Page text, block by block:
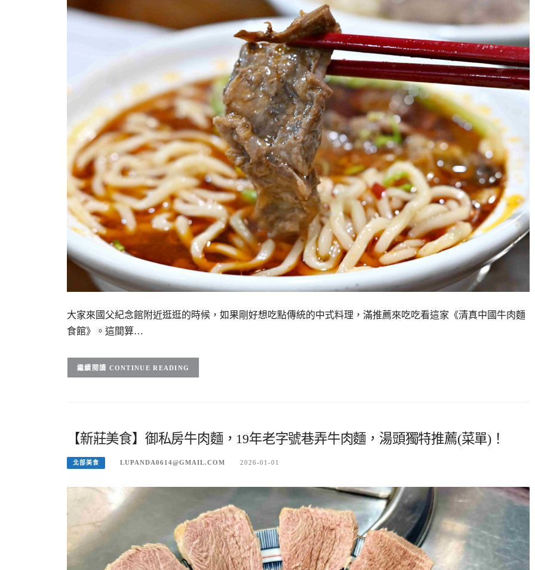
大家來國父紀念館附近逛逛的時候，如果剛好想吃點傳統的中式料理，滿推薦來吃吃看這家《清真中國牛肉麵
食館》。這間算…
CONTINUE READING
【新莊美食】御私房牛肉麵，19年老字號巷弄牛肉麵，湯頭獨特推薦(菜單)！
北部美食 LUPANDA0614@GMAIL.COM 2026-01-01